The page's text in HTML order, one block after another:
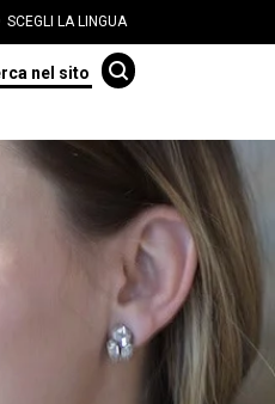
SCEGLI LA LINGUA